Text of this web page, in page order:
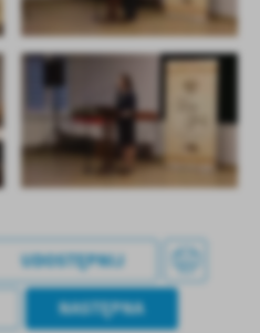
UDOSTĘPNIJ
NASTĘPNA